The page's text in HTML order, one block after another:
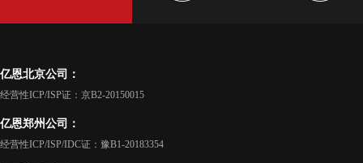
亿恩北京公司：
经营性ICP/ISP证：京B2-20150015
亿恩郑州公司：
经营性ICP/ISP/IDC证：豫B1-20183354